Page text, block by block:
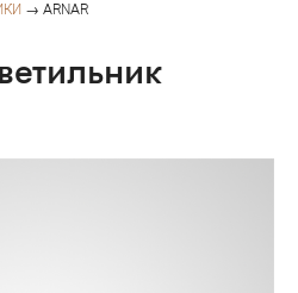
→ ARNAR